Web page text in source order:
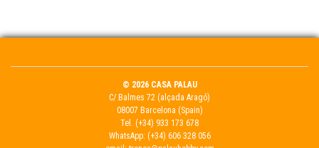
© 2026 CASA PALAU
C/ Balmes 72 (alçada Aragó)
08007 Barcelona (Spain)
Tel. (+34) 933 173 678
WhatsApp: (+34) 606 328 056